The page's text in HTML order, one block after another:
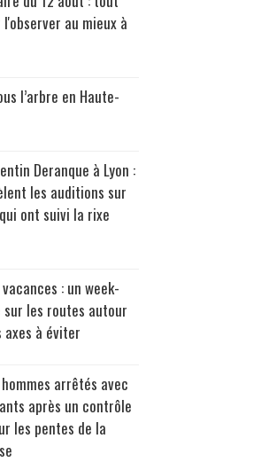
au mieux à
l’arbre en Haute-
Deranque à Lyon :
les auditions sur
ont suivi la rixe
: un week-
sur les routes autour
axes à éviter
hommes arrêtés avec
après un contrôle
les pentes de la